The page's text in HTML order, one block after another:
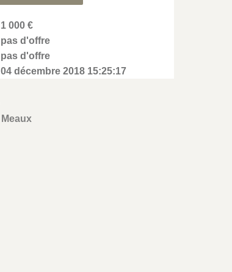
1 000 €
pas d'offre
pas d'offre
04 décembre 2018 15:25:17
Meaux